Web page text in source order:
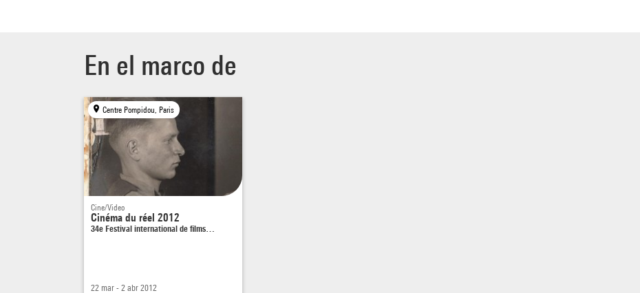
En el marco de
Centre Pompidou, Paris
Cine/Video
Cinéma du réel 2012
34e Festival international de films…
22 mar - 2 abr 2012